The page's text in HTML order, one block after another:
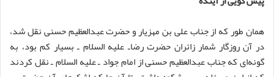
همان طور که از جناب علی بن مهزیار و حضرت عبدالعظیم حسنی نقل شد،
در آن روزگار شمار زائران حضرت رضاـ علیه السلام ـ بسیار کم بود، به
گونه‌ای که جناب عبدالعظیم حسنی از امام جواد ـ علیه السلام ـ نقل کردند